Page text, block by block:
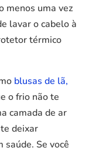
menos uma vez
lavar o cabelo à
térmico
blusas de lã,
o frio não te
camada de ar
deixar
Se você